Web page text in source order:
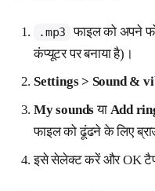
.mp3 फाइल को अपने
कंप्यूटर पर बनाया है)।
Settings > Sound &
My soundsया Add
फाइल को ढूंढने के लिए
इसे सेलेक्ट करें और OK